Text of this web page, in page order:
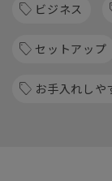
ビジネス
セットアップ
お手入れしや